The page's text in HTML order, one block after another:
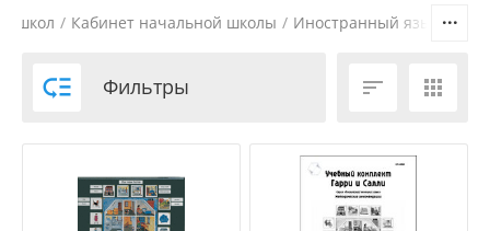
школ / Кабинет начальной школы / Иностранный язык в
 Фильтры  